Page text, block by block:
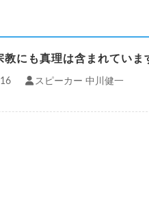
にも真理は含まれていま
スピーカー 中川健一